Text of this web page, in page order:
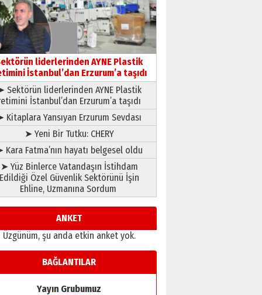
gönül adamı Faruk Terzioğlu!
13 Mayıs 2026 Çarşamba
Esat BİNDESEN
Başkan Sekmen’den Erzurum’a
bir vizyon proje daha!
02 Ağustos 2026 Pazar
liderlerinden AYNE Plastik
İstanbul’dan Erzurum’a taşıdı
Sektörün liderlerinden AYNE Plastik
İstanbul’dan Erzurum’a taşıdı
Kitaplara Yansıyan Erzurum Sevdası
➤ Yeni Bir Tutku: CHERY
Kara Fatma’nın hayatı belgesel oldu
➤ Yüz Binlerce Vatandaşın İstihdam
Edildiği Özel Güvenlik Sektörünü İşin
Ehline, Uzmanına Sordum
ANKET
Üzgünüm, şu anda etkin anket yok.
BAĞLANTILAR
Yayın Grubumuz